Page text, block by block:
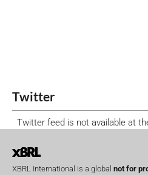
Twitter
Twitter feed is not available at
XBRL International is a global not for